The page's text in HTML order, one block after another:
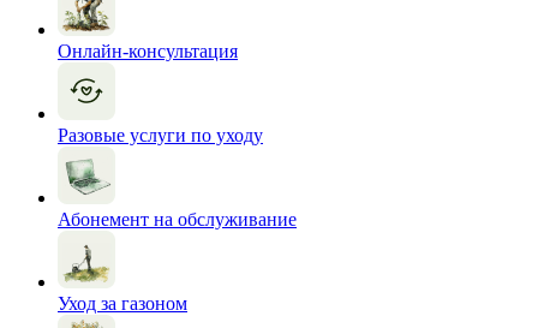
Онлайн-консультация
Разовые услуги по уходу
Абонемент на обслуживание
Уход за газоном